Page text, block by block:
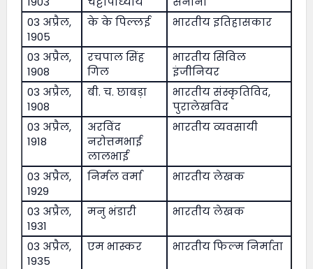
03 अप्रैल,
1905
के के पिल्लई भारतीय इतिहासकार
03 अप्रैल,
1908
रचपाल सिंह
गिल
भारतीय सिविल
इंजीनियर
03 अप्रैल,
1908
बी. च. छाबड़ा
भारतीय संस्कृतिविद,
पुरालेखविद
03 अप्रैल,
1918
अरविंद
नरोत्तमभाई
लालभाई
भारतीय व्यवसायी
03 अप्रैल,
1929
निर्मल वर्मा भारतीय लेखक
03 अप्रैल,
1931
मनु भंडारी भारतीय लेखक
03 अप्रैल,
1935
एम भास्कर भारतीय फिल्म निर्माता